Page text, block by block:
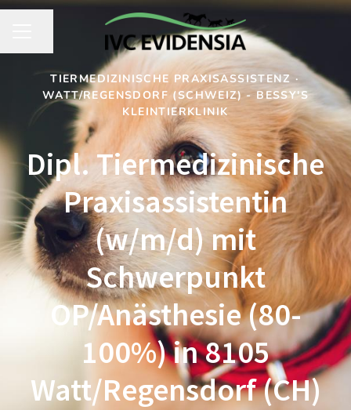
TIERMEDIZINISCHE PRAXISASSISTENZ ·
WATT/REGENSDORF (SCHWEIZ) - BESSY'S
KLEINTIERKLINIK
Dipl. Tiermedizinische
Praxisassistentin
(w/m/d) mit
Schwerpunkt
OP/Anästhesie (80-
100%) in 8105
Watt/Regensdorf (CH)